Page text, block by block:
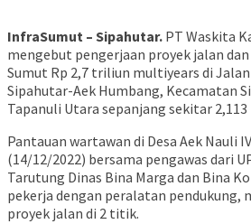
InfraSumut – Sipahutar. PT Waskita
mengebut pengerjaan proyek jalan
Sumut Rp 2,7 triliun multiyears di
Sipahutar-Aek Humbang, Kecamatan
Tapanuli Utara sepanjang sekitar 2,113
Pantauan wartawan di Desa Aek Nauli
(14/12/2022) bersama pengawas dari
Tarutung Dinas Bina Marga dan Bina
pekerja dengan peralatan pendukung,
proyek jalan di 2 titik.